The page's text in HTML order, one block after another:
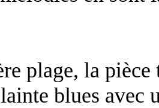
plage, la
blues avec